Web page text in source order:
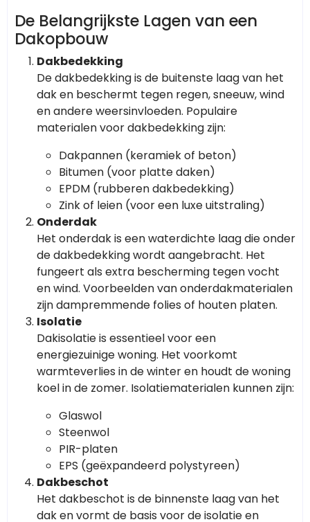
De Belangrijkste Lagen van een
Dakopbouw
Dakbedekking
De dakbedekking is de buitenste laag van het
dak en beschermt tegen regen, sneeuw, wind
en andere weersinvloeden. Populaire
materialen voor dakbedekking zijn:
Dakpannen (keramiek of beton)
Bitumen (voor platte daken)
EPDM (rubberen dakbedekking)
Zink of leien (voor een luxe uitstraling)
Onderdak
Het onderdak is een waterdichte laag die onder
de dakbedekking wordt aangebracht. Het
fungeert als extra bescherming tegen vocht
en wind. Voorbeelden van onderdakmaterialen
zijn dampremmende folies of houten platen.
Isolatie
Dakisolatie is essentieel voor een
energiezuinige woning. Het voorkomt
warmteverlies in de winter en houdt de woning
koel in de zomer. Isolatiematerialen kunnen zijn:
Glaswol
Steenwol
PIR-platen
EPS (geëxpandeerd polystyreen)
Dakbeschot
Het dakbeschot is de binnenste laag van het
dak en vormt de basis voor de isolatie en